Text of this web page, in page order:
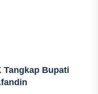
Tangkap Bupati